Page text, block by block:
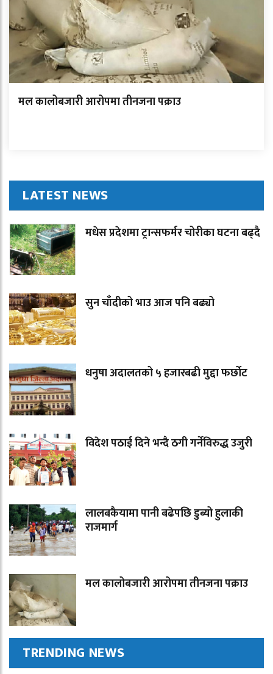
मल कालोबजारी आरोपमा तीनजना पक्राउ
LATEST NEWS
मधेस प्रदेशमा ट्रान्सफर्मर चोरीका घटना बढ्दै
सुन चाँदीको भाउ आज पनि बढ्यो
धनुषा अदालतको ५ हजारबढी मुद्दा फर्छोट
विदेश पठाई दिने भन्दै ठगी गर्नेविरुद्ध उजुरी
लालबकैयामा पानी बढेपछि डुब्यो हुलाकी
राजमार्ग
मल कालोबजारी आरोपमा तीनजना पक्राउ
TRENDING NEWS